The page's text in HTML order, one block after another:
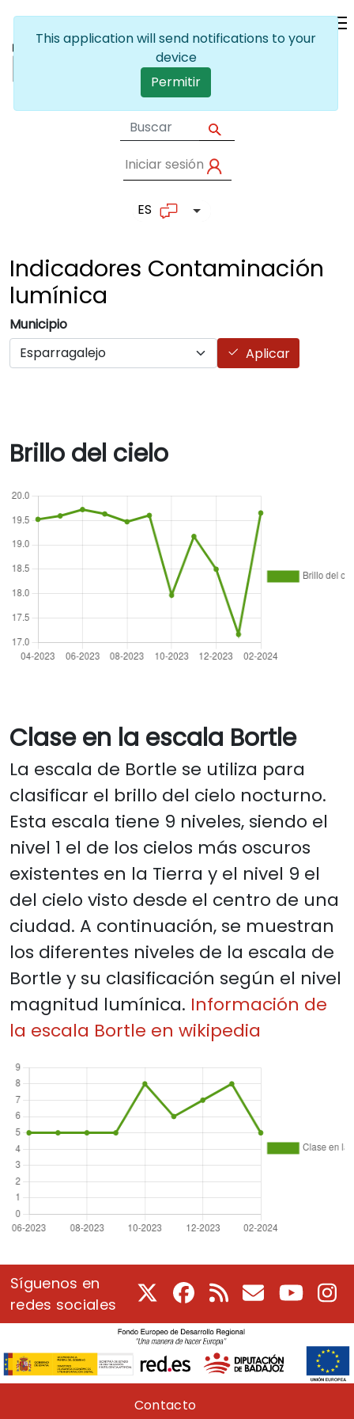
User account
Iniciar sesión
ES Lista adicional de
Indicadores Contaminación
lumínica
Municipio
Aplicar
Brillo del cielo
Clase en la escala Bortle
La escala de Bortle se utiliza para
clasificar el brillo del cielo nocturno.
Esta escala tiene 9 niveles, siendo el
nivel 1 el de los cielos más oscuros
existentes en la Tierra y el nivel 9 el
del cielo visto desde el centro de una
ciudad. A continuación, se muestran
los diferentes niveles de la escala de
Bortle y su clasificación según el nivel
magnitud lumínica. Información de
la escala Bortle en wikipedia
Síguenos en
redes sociales
Facebook
RSS CorreoYoutube
Pie de páginaContacto
This application will send notifications to your
device
Permitir